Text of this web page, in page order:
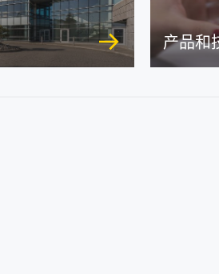
产品和